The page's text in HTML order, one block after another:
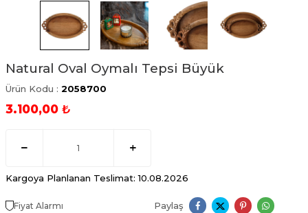
Natural Oval Oymalı Tepsi Büyük
Ürün Kodu : 2058700
3.100,00 ₺
Kargoya Planlanan Teslimat: 10.08.2026
Fiyat Alarmı Paylaş